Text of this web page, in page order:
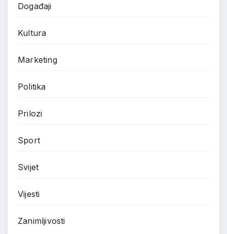
Događaji
Kultura
Marketing
Politika
Prilozi
Sport
Svijet
Vijesti
Zanimljivosti